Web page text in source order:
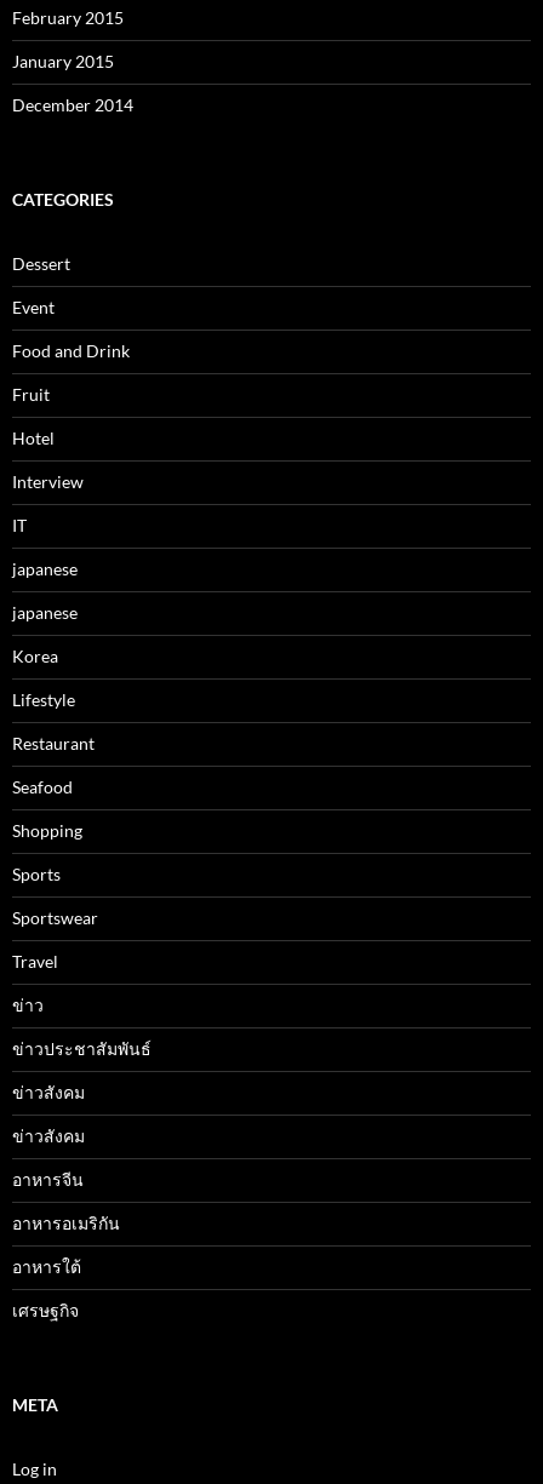
February 2015
January 2015
December 2014
CATEGORIES
Dessert
Event
Food and Drink
Fruit
Hotel
Interview
IT
japanese
japanese
Korea
Lifestyle
Restaurant
Seafood
Shopping
Sports
Sportswear
Travel
ข่าว
ข่าวประชาสัมพันธ์
ข่าวสังคม
ข่าวสังคม
อาหารจีน
อาหารอเมริกัน
อาหารใต้
เศรษฐกิจ
META
Log in